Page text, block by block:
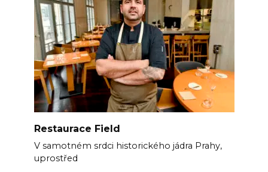
Restaurace Field
V samotném srdci historického jádra Prahy,
uprostřed